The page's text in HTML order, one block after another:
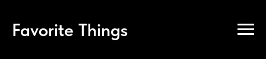
Favorite Things